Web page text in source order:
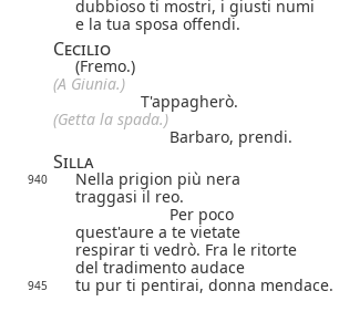
dubbioso ti mostri, i giusti numi
e la tua sposa offendi.
Cecilio
(Fremo.)
(A Giunia.)
T'appagherò.
(Getta la spada.)
Barbaro, prendi.
Silla
940
Nella prigion più nera
traggasi il reo.
Per poco
quest'aure a te vietate
respirar ti vedrò. Fra le ritorte
del tradimento audace
945 tu pur ti pentirai, donna mendace.